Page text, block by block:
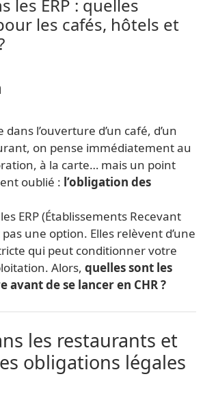
les ERP : quelles
les cafés, hôtels et
dans l’ouverture d’un café, d’un
on pense immédiatement au
à la carte… mais un point
oublié : l’obligation des
ERP (Établissements Recevant
une option. Elles relèvent d’une
qui peut conditionner votre
Alors, quelles sont les
avant de se lancer en CHR ?
les restaurants et
obligations légales